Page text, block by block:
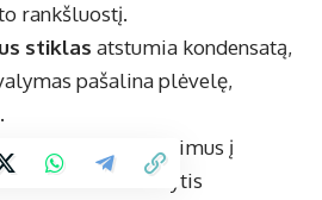
rankšluostį.
stiklas atstumia kondensatą,
pašalina plėvelę,
integruoti patikrinimus į
ritualus
ir dalytis